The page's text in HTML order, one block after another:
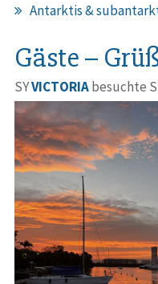
Antarktis &
Gäste –
SYVICTORIAbesuchte